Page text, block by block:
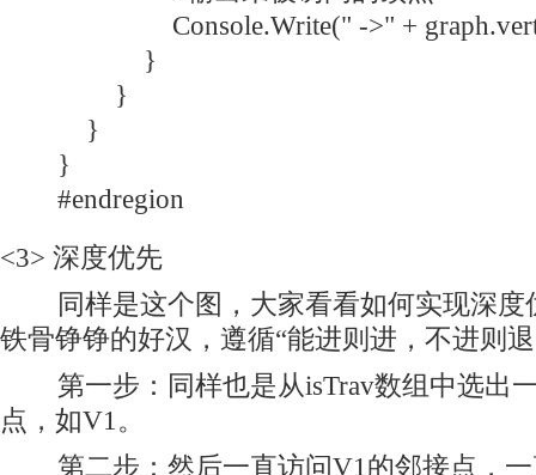
Console.Write(" ->" +
}
}
}
}
#endregion
<3> 深度优先
同样是这个图，大家看看如何实现深度
铁骨铮铮的好汉，遵循“能进则进，不进则
第一步：同样也是从isTrav数组中选出
点，如V1。
第二步：然后一直访问V1的邻接点，一